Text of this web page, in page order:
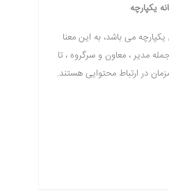
یکپارچه
می باشد، به این معنا
مدیر ، معاون و سرگروه ، تا
در ارتباط محتوایی هستند.